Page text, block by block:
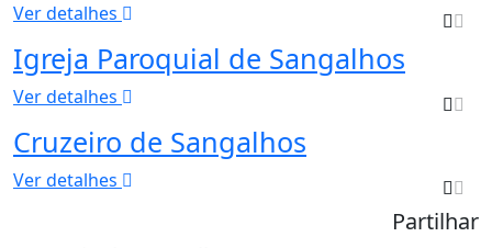
Ver detalhes
Igreja Paroquial de Sangalhos
Ver detalhes
Cruzeiro de Sangalhos
Ver detalhes
Partilhar